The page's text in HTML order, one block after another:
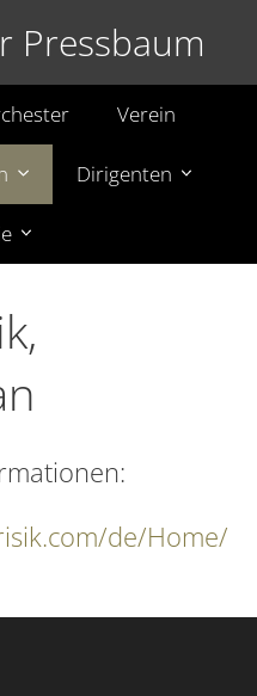
Pressbaum
Verein
Dirigenten
de/Home/